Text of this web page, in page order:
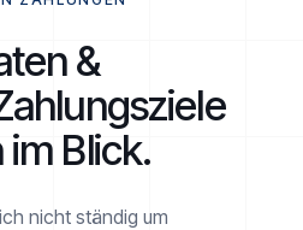
&
Blick.
nicht ständig um